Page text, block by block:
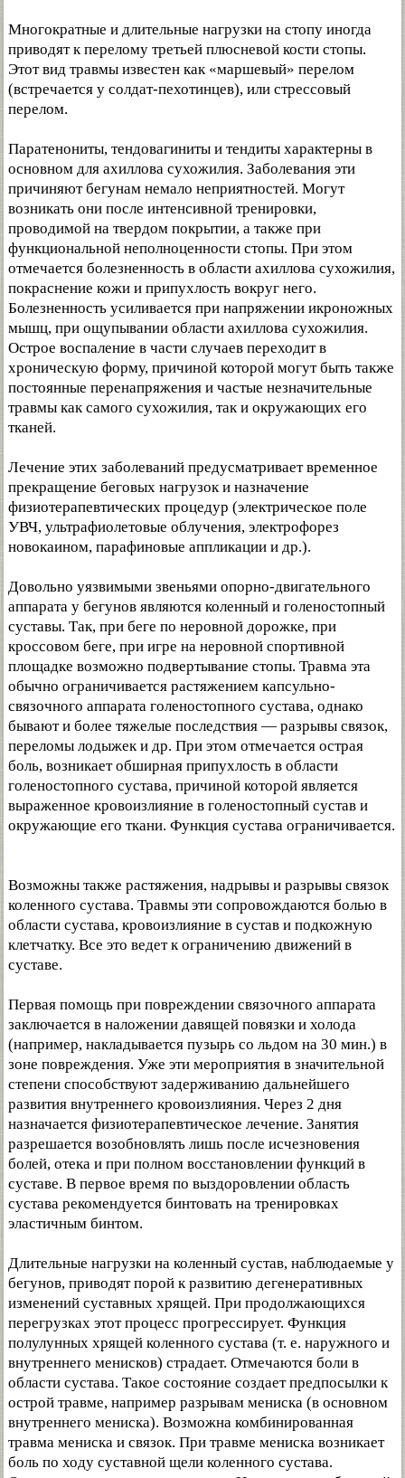
Многократные и длительные нагрузки на стопу иногда
приводят к перелому третьей плюсневой кости стопы.
Этот вид травмы известен как «маршевый» перелом
(встречается у солдат-пехотинцев), или стрессовый
перелом.
Паратенониты, тендовагиниты и тендиты характерны в
основном для ахиллова сухожилия. Заболевания эти
причиняют бегунам немало неприятностей. Могут
возникать они после интенсивной тренировки,
проводимой на твердом покрытии, а также при
функциональной неполноценности стопы. При этом
отмечается болезненность в области ахиллова сухожилия,
покраснение кожи и припухлость вокруг него.
Болезненность усиливается при напряжении икроножных
мышц, при ощупывании области ахиллова сухожилия.
Острое воспаление в части случаев переходит в
хроническую форму, причиной которой могут быть также
постоянные перенапряжения и частые незначительные
травмы как самого сухожилия, так и окружающих его
тканей.
Лечение этих заболеваний предусматривает временное
прекращение беговых нагрузок и назначение
физиотерапевтических процедур (электрическое поле
УВЧ, ультрафиолетовые облучения, электрофорез
новокаином, парафиновые аппликации и др.).
Довольно уязвимыми звеньями опорно-двигательного
аппарата у бегунов являются коленный и голеностопный
суставы. Так, при беге по неровной дорожке, при
кроссовом беге, при игре на неровной спортивной
площадке возможно подвертывание стопы. Травма эта
обычно ограничивается растяжением капсульно-
связочного аппарата голеностопного сустава, однако
бывают и более тяжелые последствия — разрывы связок,
переломы лодыжек и др. При этом отмечается острая
боль, возникает обширная припухлость в области
голеностопного сустава, причиной которой является
выраженное кровоизлияние в голеностопный сустав и
окружающие его ткани. Функция сустава ограничивается.
Возможны также растяжения, надрывы и разрывы связок
коленного сустава. Травмы эти сопровождаются болью в
области сустава, кровоизлияние в сустав и подкожную
клетчатку. Все это ведет к ограничению движений в
суставе.
Первая помощь при повреждении связочного аппарата
заключается в наложении давящей повязки и холода
(например, накладывается пузырь со льдом на 30 мин.) в
зоне повреждения. Уже эти мероприятия в значительной
степени способствуют задерживанию дальнейшего
развития внутреннего кровоизлияния. Через 2 дня
назначается физиотерапевтическое лечение. Занятия
разрешается возобновлять лишь после исчезновения
болей, отека и при полном восстановлении функций в
суставе. В первое время по выздоровлении область
сустава рекомендуется бинтовать на тренировках
эластичным бинтом.
Длительные нагрузки на коленный сустав, наблюдаемые у
бегунов, приводят порой к развитию дегенеративных
изменений суставных хрящей. При продолжающихся
перегрузках этот процесс прогрессирует. Функция
полулунных хрящей коленного сустава (т. е. наружного и
внутреннего менисков) страдает. Отмечаются боли в
области сустава. Такое состояние создает предпосылки к
острой травме, например разрывам мениска (в основном
внутреннего мениска). Возможна комбинированная
травма мениска и связок. При травме мениска возникает
боль по ходу суставной щели коленного сустава.